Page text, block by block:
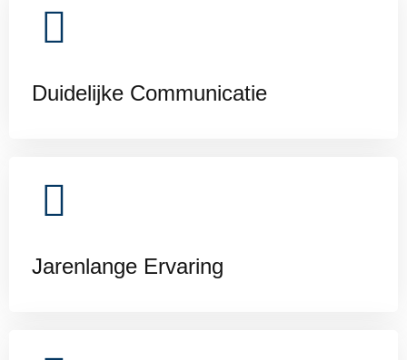
Duidelijke Communicatie
Jarenlange Ervaring